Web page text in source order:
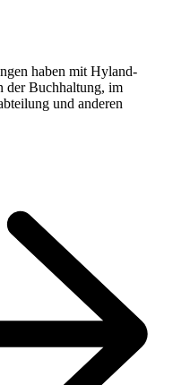
haben mit Hyland-
der Buchhaltung, im
und anderen